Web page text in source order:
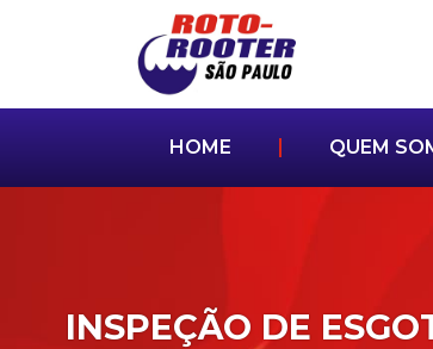
HOME QUEM
INSPEÇÃO DE